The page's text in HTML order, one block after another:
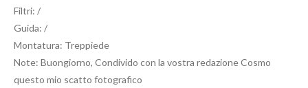
Filtri: /
Guida: /
Montatura: Treppiede
Note: Buongiorno, Condivido con la vostra redazione Cosmo
questo mio scatto fotografico